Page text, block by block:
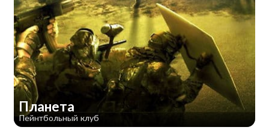
Планета
Пейнтбольный клуб